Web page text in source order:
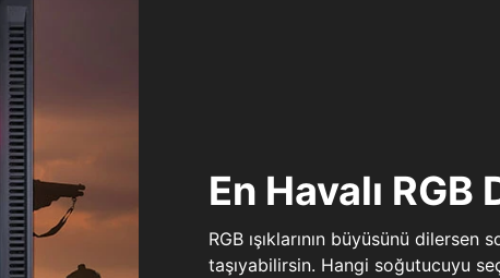
En Havalı RGB
RGB ışıklarının büyüsünü
taşıyabilirsin. Hangi soğutucuyu